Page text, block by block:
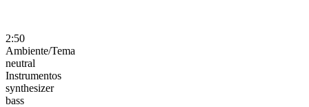
2:50
Ambiente/Tema
neutral
Instrumentos
synthesizer
bass